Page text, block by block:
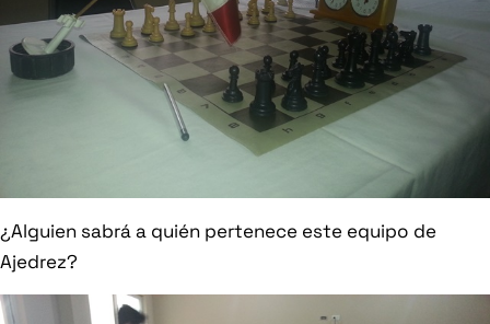
¿Alguien sabrá a quién pertenece este equipo de
Ajedrez?